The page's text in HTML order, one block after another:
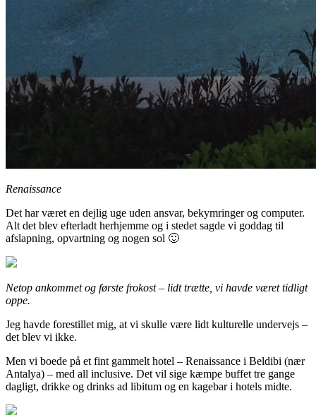
Renaissance
Det har været en dejlig uge uden ansvar, bekymringer og computer.
Alt det blev efterladt herhjemme og i stedet sagde vi goddag til
afslapning, opvartning og nogen sol 🙂
Netop ankommet og første frokost – lidt trætte, vi havde været tidligt
oppe.
Jeg havde forestillet mig, at vi skulle være lidt kulturelle undervejs –
det blev vi ikke.
Men vi boede på et fint gammelt hotel – Renaissance i Beldibi (nær
Antalya) – med all inclusive. Det vil sige kæmpe buffet tre gange
dagligt, drikke og drinks ad libitum og en kagebar i hotels midte.